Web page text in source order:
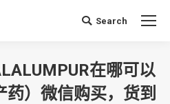
搜 Search
在哪可以
药）微信购买，货到